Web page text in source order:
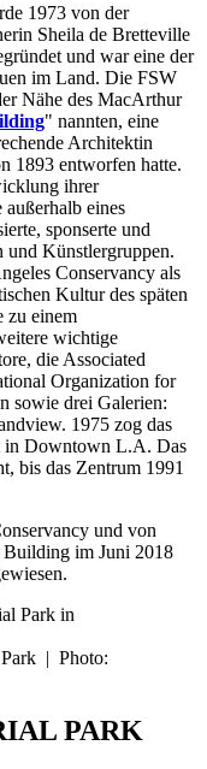
1973 von der
Sheila de Bretteville
und war eine der
im Land. Die FSW
Nähe des MacArthur
" nannten, eine
Architektin
1893 entworfen hatte.
ihrer
eines
sponserte und
und Künstlergruppen.
Conservancy als
Kultur des späten
zu einem
wichtige
die Associated
Organization for
sowie drei Galerien:
1975 zog das
in Downtown L.A. Das
bis das Zentrum 1991
und von
Building im Juni 2018
| Photo:
PARK